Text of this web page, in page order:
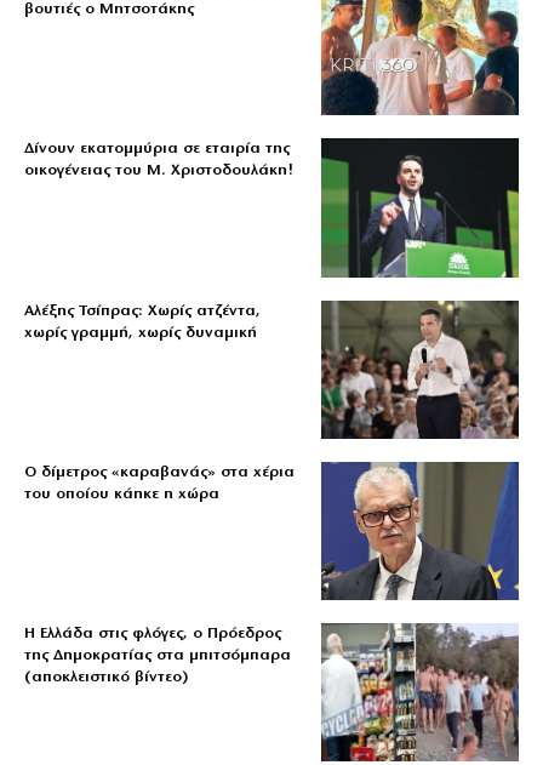
βουτιές ο Μητσοτάκης
Δίνουν εκατομμύρια σε εταιρία της
οικογένειας του Μ. Χριστοδουλάκη!
Αλέξης Τσίπρας: Χωρίς ατζέντα,
χωρίς γραμμή, χωρίς δυναμική
Ο δίμετρος «καραβανάς» στα χέρια
του οποίου κάηκε η χώρα
Η Ελλάδα στις φλόγες, ο Πρόεδρος
της Δημοκρατίας στα μπιτσόμπαρα
(αποκλειστικό βίντεο)